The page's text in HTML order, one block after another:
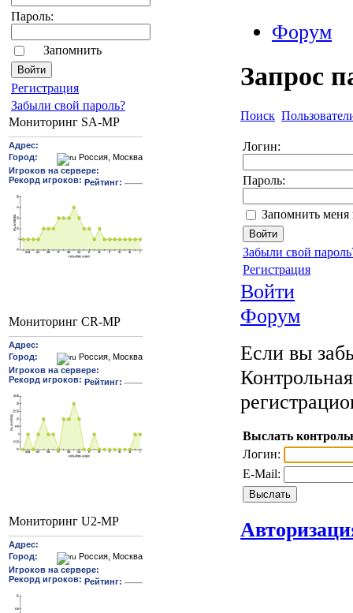
Пароль:
Запомнить
Pегиcтрaция
Забыли свой пароль?
Мониторинг SA-MP
Мониторинг CR-MP
Мониторинг U2-MP
Форум
Запрос
Поиск
Логин:
Пароль:
Запомнить меня
Забыли свой
Регистрация
Войти
Форум
Если вы
Выслать
Логин:
E-Mail: